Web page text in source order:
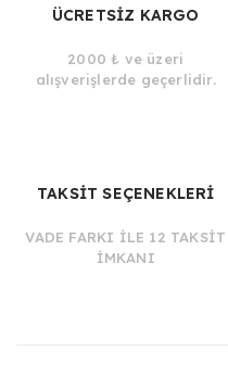
ÜCRETSİZ KARGO
2000 ₺ ve üzeri
alışverişlerde geçerlidir.
TAKSİT SEÇENEKLERİ
VADE FARKI İLE 12 TAKSİT
İMKANI